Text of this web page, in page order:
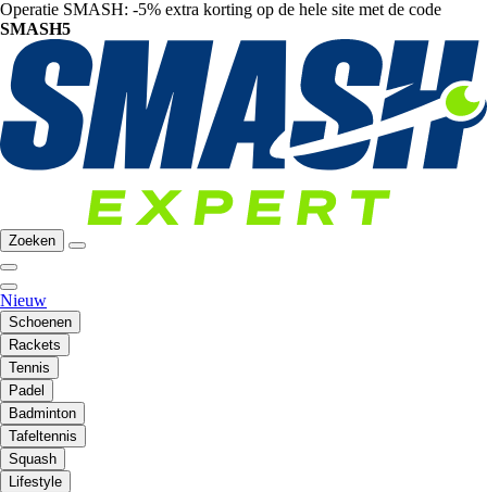
Operatie SMASH: -5% extra korting op de hele site met de code
SMASH5
Zoeken
Nieuw
Schoenen
Rackets
Tennis
Padel
Badminton
Tafeltennis
Squash
Lifestyle